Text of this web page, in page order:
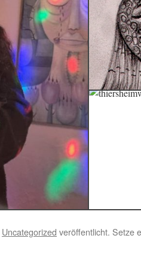
Uncategorized veröffentlicht. Setze